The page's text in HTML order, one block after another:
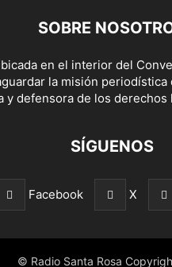
SOBRE
en el interior del
la misión
y defensora de los derechos
SÍGUENOS
Facebook X
© Radio Santa Rosa